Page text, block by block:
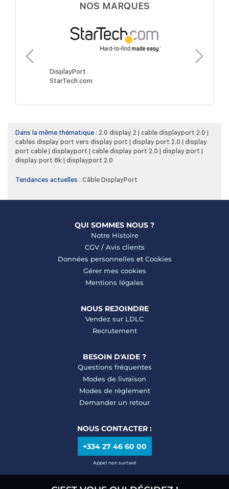
NOS MARQUES
DisplayPort
StarTech.com
Dans la même thématique : 2.0 display 2 cable displayport 2.0
cables display port vers display port
display port 2.0
display
port cable
displayport cable display port 2.0 display port
display port 8k
displayport 2.0
Tendances actuelles : Câble DisplayPort
QUI SOMMES NOUS ?
Notre Histoire
CGV/ Avis clients
Données personnelles et Cookies
Gérer mes cookies
Mentions légales
NOUS REJOINDRE
Vendez sur LDLC
Recrutement
BESOIN D'AIDE ?
Questions fréquentes
Modes de livraison
Modes de règlement
Demander un retour
NOUS CONTACTER :
+334 27 46 60 00
Appel non surtaxé